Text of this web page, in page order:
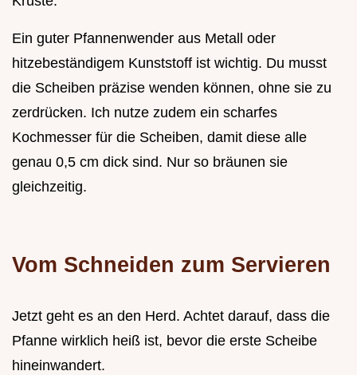
Ein guter Pfannenwender aus Metall oder
hitzebeständigem Kunststoff ist wichtig. Du musst
die Scheiben präzise wenden können, ohne sie zu
zerdrücken. Ich nutze zudem ein scharfes
Kochmesser für die Scheiben, damit diese alle
genau 0,5 cm dick sind. Nur so bräunen sie
gleichzeitig.
Vom Schneiden zum Servieren
Jetzt geht es an den Herd. Achtet darauf, dass die
Pfanne wirklich heiß ist, bevor die erste Scheibe
hineinwandert.